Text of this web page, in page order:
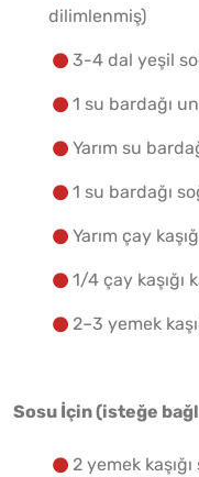
dilimlenmiş)
3-4 dal yeşil
1 su bardağı un
Yarım su
1 su bardağı
Yarım çay
1/4 çay kaşığı
2–3 yemek
Sosu İçin (isteğe
2 yemek